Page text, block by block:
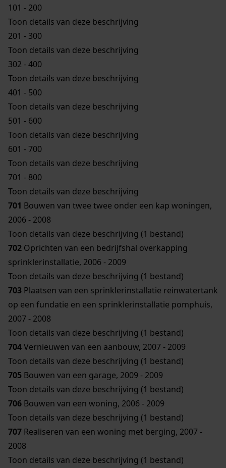
101 - 200
Toon details van deze beschrijving
201 - 300
Toon details van deze beschrijving
302 - 400
Toon details van deze beschrijving
401 - 500
Toon details van deze beschrijving
501 - 600
Toon details van deze beschrijving
601 - 700
Toon details van deze beschrijving
701 - 800
Toon details van deze beschrijving
701 Bouwen van twee twee onder een kap woningen,
2006 - 2008
Toon details van deze beschrijving (1 bestand)
702 Oprichten van een bedrijfshal overkapping
sprinklerinstallatie, 2006 - 2009
Toon details van deze beschrijving (1 bestand)
703 Plaatsen van een sprinklerinstallatie reinwatertank
op een fundatie en een sprinklerinstallatie pomphuis,
2007 - 2008
Toon details van deze beschrijving (1 bestand)
704Vernieuwen van een aanbouw, 2007 - 2009
Toon details van deze beschrijving (1 bestand)
705 Bouwen van een garage, 2009 - 2009
Toon details van deze beschrijving (1 bestand)
706 Bouwen van een woning, 2006 - 2009
Toon details van deze beschrijving (1 bestand)
707 Realiseren van een woning met berging, 2007 -
2008
Toon details van deze beschrijving (1 bestand)